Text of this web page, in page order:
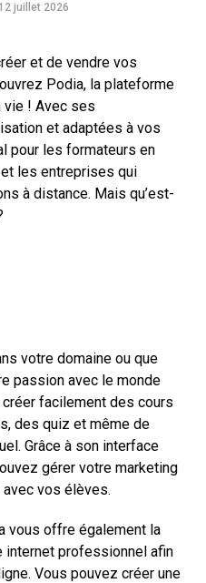
juillet 2026
et de vendre vos
Podia, la plateforme
vie ! Avec ses
et adaptées à vos
pour les formateurs en
les entreprises qui
à distance. Mais qu’est-
votre domaine ou que
passion avec le monde
facilement des cours
des quiz et même de
Grâce à son interface
gérer votre marketing
vos élèves.
vous offre également la
internet professionnel afin
Vous pouvez créer une